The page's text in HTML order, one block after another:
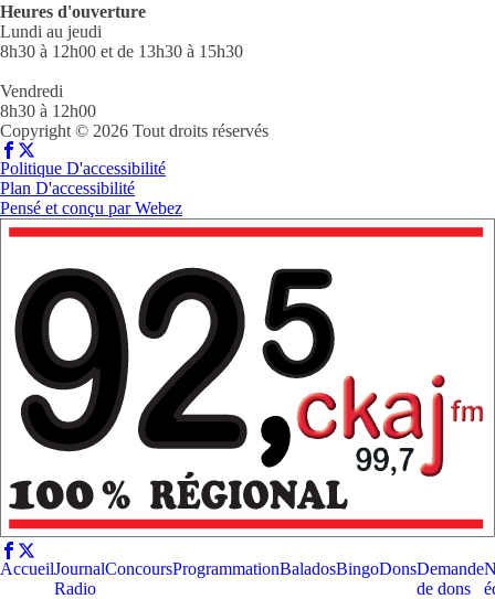
Heures d'ouverture
Lundi au jeudi
8h30 à 12h00 et de 13h30 à 15h30
Vendredi
8h30 à 12h00
Copyright © 2026 Tout droits réservés
Politique D'accessibilité
Plan D'accessibilité
Pensé et conçu parWebez
AccueilJournal
Radio
ConcoursProgrammationBaladosBingoDonsDemande
de dons